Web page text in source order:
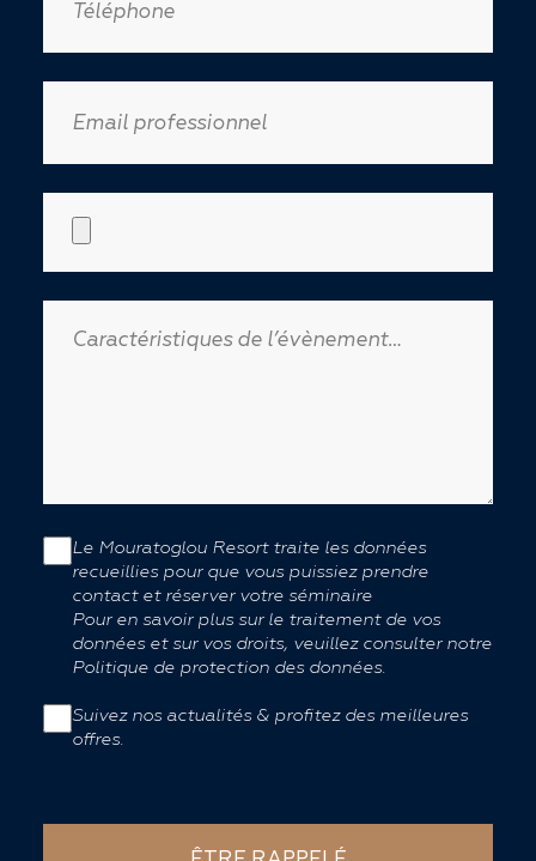
Le Mouratoglou Resort traite les données
recueillies pour que vous puissiez prendre
contact et réserver votre séminaire
Pour en savoir plus sur le traitement de vos
données et sur vos droits, veuillez consulter notre
Politique de protection des données.
Suivez nos actualités & profitez des meilleures
offres.